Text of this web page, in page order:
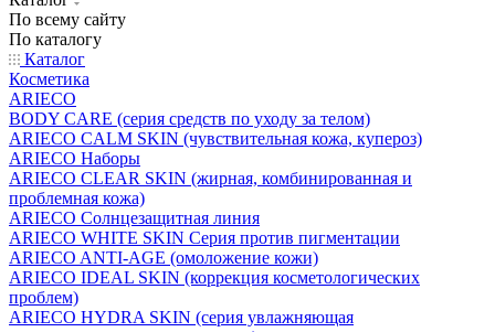
По всему сайту
По каталогу
Каталог
Косметика
ARIECO
BODY CARE (серия средств по уходу за телом)
ARIECO CALM SKIN (чувствительная кожа, купероз)
ARIECO Наборы
ARIECO CLEAR SKIN (жирная, комбинированная и
проблемная кожа)
ARIECO Солнцезащитная линия
ARIECO WHITE SKIN Серия против пигментации
ARIECO ANTI-AGE (омоложение кожи)
ARIECO IDEAL SKIN (коррекция косметологических
проблем)
ARIECO HYDRA SKIN (серия увлажняющая